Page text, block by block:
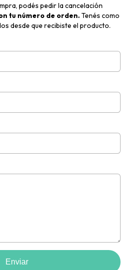
podés pedir la cancelación
tu número de orden.Tenés como
desde que recibiste el producto.
Enviar